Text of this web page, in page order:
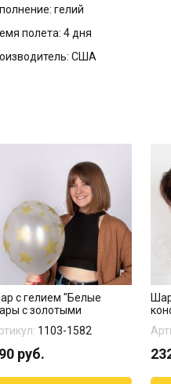
гелий
полета: 4 дня
США
с гелием "Белые
с золотыми
1103-1582
руб.